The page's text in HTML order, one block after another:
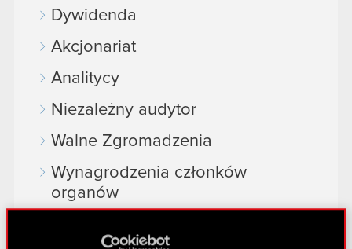
Dywidenda
Akcjonariat
Analitycy
Niezależny audytor
Walne Zgromadzenia
Wynagrodzenia członków
organów